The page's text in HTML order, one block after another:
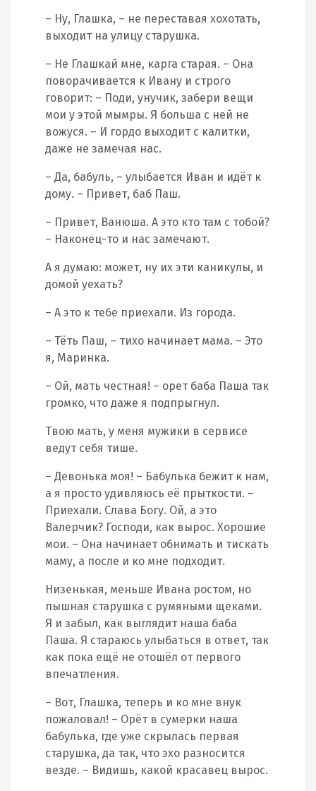
– Ну, Глашка, – не переставая хохотать,
выходит на улицу старушка.
– Не Глашкай мне, карга старая. – Она
поворачивается к Ивану и строго
говорит: – Поди, унучик, забери вещи
мои у этой мымры. Я больша с ней не
вожуся. – И гордо выходит с калитки,
даже не замечая нас.
– Да, бабуль, – улыбается Иван и идёт к
дому. – Привет, баб Паш.
– Привет, Ванюша. А это кто там с тобой?
– Наконец-то и нас замечают.
А я думаю: может, ну их эти каникулы, и
домой уехать?
– А это к тебе приехали. Из города.
– Тёть Паш, – тихо начинает мама. – Это
я, Маринка.
– Ой, мать честная! – орет баба Паша так
громко, что даже я подпрыгнул.
Твою мать, у меня мужики в сервисе
ведут себя тише.
– Девонька моя! – Бабулька бежит к нам,
а я просто удивляюсь её прыткости. –
Приехали. Слава Богу. Ой, а это
Валерчик? Господи, как вырос. Хорошие
мои. – Она начинает обнимать и тискать
маму, а после и ко мне подходит.
Низенькая, меньше Ивана ростом, но
пышная старушка с румяными щеками.
Я и забыл, как выглядит наша баба
Паша. Я стараюсь улыбаться в ответ, так
как пока ещё не отошёл от первого
впечатления.
– Вот, Глашка, теперь и ко мне внук
пожаловал! – Орёт в сумерки наша
бабулька, где уже скрылась первая
старушка, да так, что эхо разносится
везде. – Видишь, какой красавец вырос.